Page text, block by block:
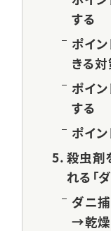
する
ポイン
きる対
ポイ
する
ポイ
殺虫剤
れる「
ダニ
→乾